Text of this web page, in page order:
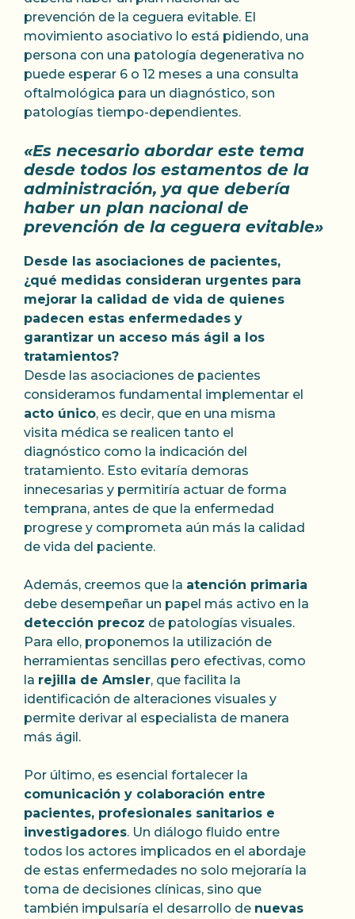
prevención de la ceguera evitable. El
movimiento asociativo lo está pidiendo, una
persona con una patología degenerativa no
puede esperar 6 o 12 meses a una consulta
oftalmológica para un diagnóstico, son
patologías tiempo-dependientes.
«Es necesario abordar este tema
desde todos los estamentos de la
administración, ya que debería
haber un plan nacional de
prevención de la ceguera evitable»
Desde las asociaciones de pacientes,
¿qué medidas consideran urgentes para
mejorar la calidad de vida de quienes
padecen estas enfermedades y
garantizar un acceso más ágil a los
tratamientos?
Desde las asociaciones de pacientes
consideramos fundamental implementar el
acto único, es decir, que en una misma
visita médica se realicen tanto el
diagnóstico como la indicación del
tratamiento. Esto evitaría demoras
innecesarias y permitiría actuar de forma
temprana, antes de que la enfermedad
progrese y comprometa aún más la calidad
de vida del paciente.
Además, creemos que la atención primaria
debe desempeñar un papel más activo en la
detección precoz de patologías visuales.
Para ello, proponemos la utilización de
herramientas sencillas pero efectivas, como
la rejilla de Amsler, que facilita la
identificación de alteraciones visuales y
permite derivar al especialista de manera
más ágil.
Por último, es esencial fortalecer la
comunicación y colaboración entre
pacientes, profesionales sanitarios e
investigadores. Un diálogo fluido entre
todos los actores implicados en el abordaje
de estas enfermedades no solo mejoraría la
toma de decisiones clínicas, sino que
también impulsaría el desarrollo de nuevas